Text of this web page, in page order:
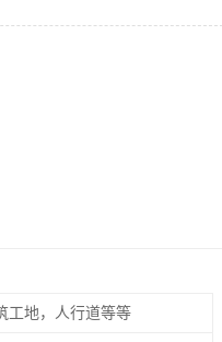
工地，人行道等等